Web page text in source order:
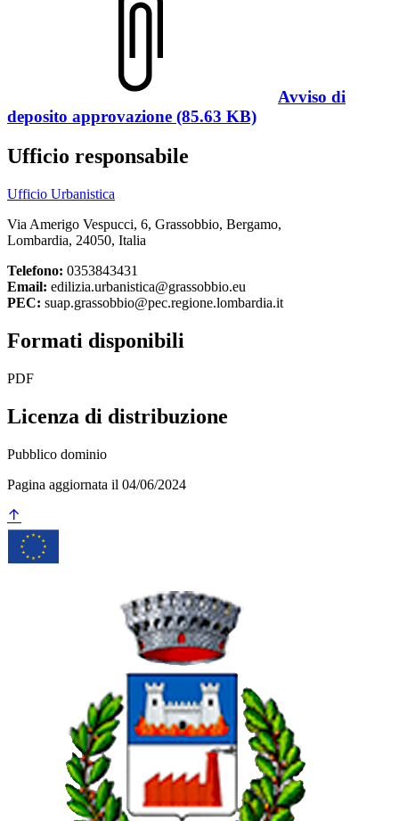
Avviso di
deposito approvazione (85.63 KB)
Ufficio responsabile
Ufficio Urbanistica
Via Amerigo Vespucci, 6, Grassobbio, Bergamo,
Lombardia, 24050, Italia
Telefono: 0353843431
Email: edilizia.urbanistica@grassobbio.eu
PEC: suap.grassobbio@pec.regione.lombardia.it
Formati disponibili
PDF
Licenza di distribuzione
Pubblico dominio
Pagina aggiornata il 04/06/2024